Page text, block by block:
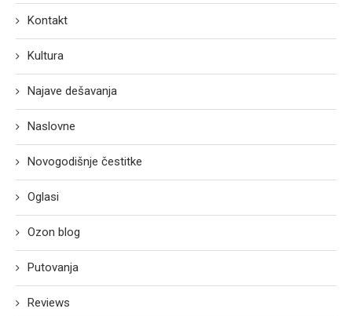
Kontakt
Kultura
Najave dešavanja
Naslovne
Novogodišnje čestitke
Oglasi
Ozon blog
Putovanja
Reviews